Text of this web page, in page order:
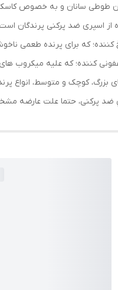
طوطی سانان و به خصوص
از اسپری ضد پرکنی پرندگان
که برای پرنده طعمی
کننده؛ که علیه میکروب
کوچک و متوسط، انواع
پرکنی، حتما علت عارضه